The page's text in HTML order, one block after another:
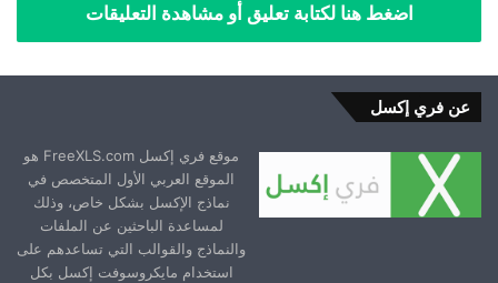
اضغط هنا لكتابة تعليق أو مشاهدة التعليقات
عن فري إكسل
موقع فري إكسل FreeXLS.com هو
الموقع العربي الأول المتخصص في
نماذج الإكسل بشكل خاص، وذلك
لمساعدة الباحثين عن الملفات
والنماذج والقوالب التي تساعدهم على
استخدام مايكروسوفت إكسل بكل